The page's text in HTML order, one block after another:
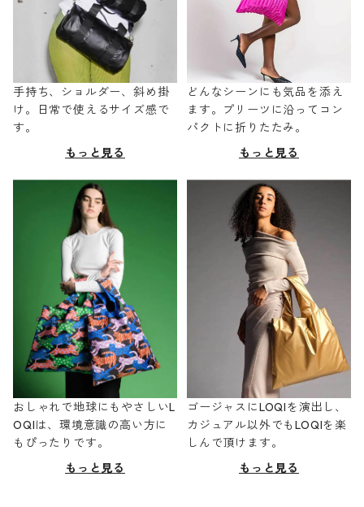
手持ち、ショルダー、斜め掛
け。日常で使えるサイズ感で
す。
もっと見る
どんなシーンにも気品を添え
ます。プリーツに沿ってコン
パクトに折りたたみ。
もっと見る
おしゃれで地球にもやさしいL
OQIは、環境意識の高い方に
もぴったりです。
もっと見る
ゴージャスにLOQIを演出し、
カジュアル以外でもLOQIを楽
しんで頂けます。
もっと見る